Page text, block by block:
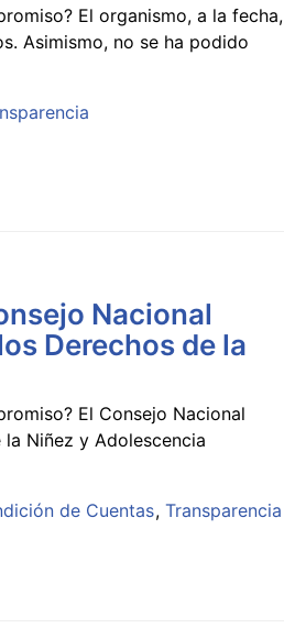
El organismo, a la fecha,
Asimismo, no se ha podido
Nacional
Derechos de la
El Consejo Nacional
Niñez y Adolescencia
de Cuentas Transparencia